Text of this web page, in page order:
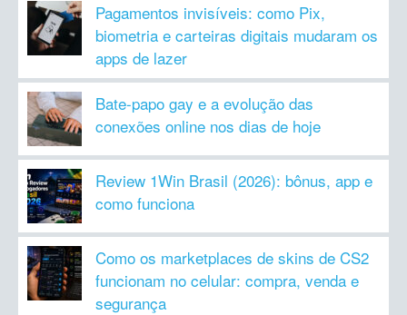
Pagamentos invisíveis: como Pix,
biometria e carteiras digitais mudaram os
apps de lazer
Bate-papo gay e a evolução das
conexões online nos dias de hoje
Review 1Win Brasil (2026): bônus, app e
como funciona
Como os marketplaces de skins de CS2
funcionam no celular: compra, venda e
segurança